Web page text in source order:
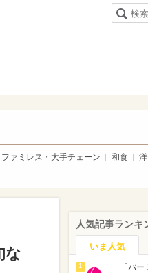
ファミレス・大手チェーン 和食
な
人気記事ランキ
いま人気
1
「バ